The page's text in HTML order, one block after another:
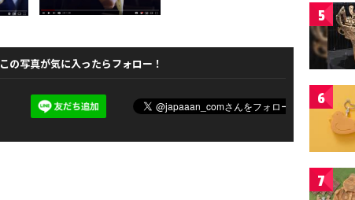
この写真が気に入ったらフォロー！
5
6
7